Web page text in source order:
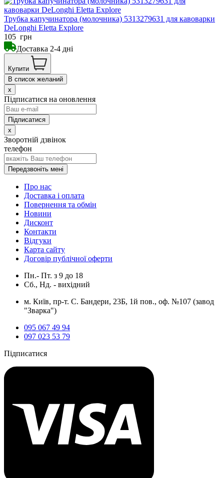
Трубка капучинатора (молочника) 5313279631 для кавоварки
DeLonghi Eletta Explore
105 грн
Доставка 2-4 дні
Купити
В список желаний
x
Підписатися на оновлення
x
Зворотній дзвінок
телефон
Передзвоніть мені
Про нас
Доставка і оплата
Повернення та обмін
Новини
Дисконт
Контакти
Відгуки
Карта сайту
Договір публічної оферти
Пн.- Пт. з 9 до 18
Сб., Нд. - вихідний
м. Київ, пр-т. С. Бандери, 23Б, 1й пов., оф. №107 (завод
"Зварка")
095 067 49 94
097 023 53 79
Підписатися